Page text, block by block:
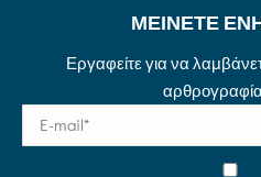
ΜΕΙΝΕΤΕ
Εργαφείτε για να